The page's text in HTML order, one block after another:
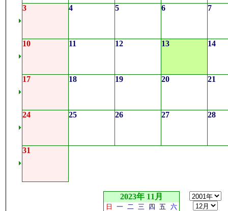
3 4 5 6 7
10 11 12 13 14
17 18 19 20 21
24 25 26 27 28
31
2023年 11月
日 一 二 三 四 五
六